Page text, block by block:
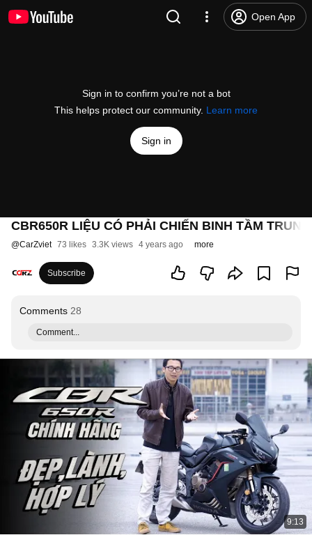
Open App
Sign in to confirm you’re not a bot
This helps protect our community. Learn more
Sign in
CBR650R LIỆU CÓ PHẢI CHIẾN BINH TẦM
@CarZviet 73 likes 3.3K views 4 years ago more
Subscribe
Comments 28
Comment...
9:13